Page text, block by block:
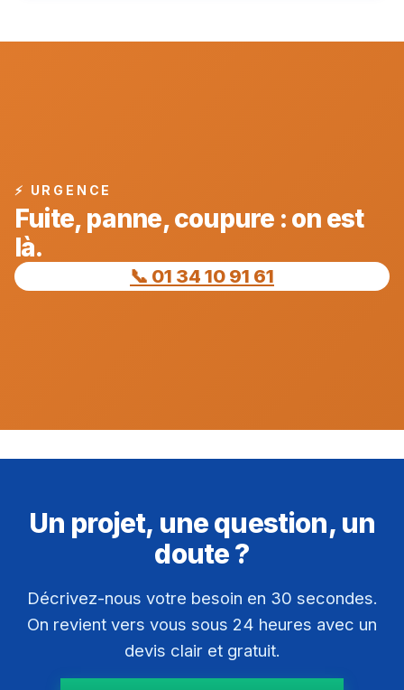
⚡ URGENCE
Fuite, panne, coupure : on est
là.
📞 01 34 10 91 61
Un projet, une question, un
doute ?
Décrivez-nous votre besoin en 30 secondes.
On revient vers vous sous 24 heures avec un
devis clair et gratuit.